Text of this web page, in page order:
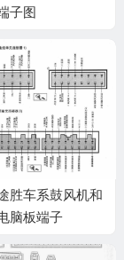
子图
胜车系鼓风机和
脑板端子